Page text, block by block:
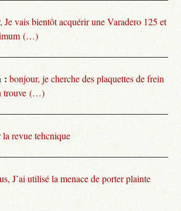
Je vais bientôt acquérir une Varadero 125 et
(…)
: bonjour, je cherche des plaquettes de frein
trouve (…)
revue tehcnique
J’ai utilisé la menace de porter plainte